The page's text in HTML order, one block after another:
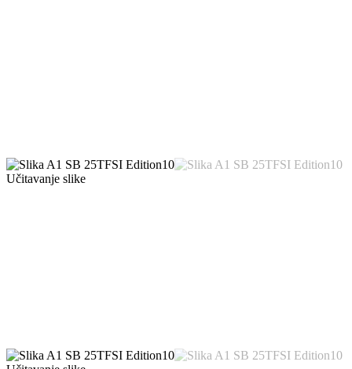
Učitavanje slike